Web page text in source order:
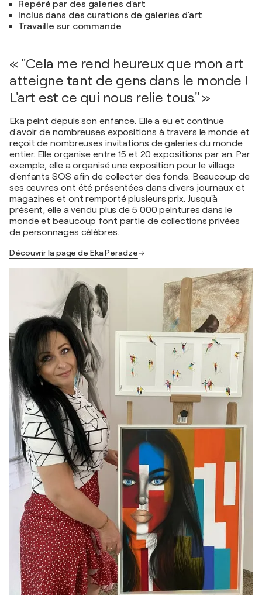
Repéré par des galeries d'art
Inclus dans des curations de galeries d'art
Travaille sur commande
« "Cela me rend heureux que mon art
atteigne tant de gens dans le monde !
L'art est ce qui nous relie tous." »
Eka peint depuis son enfance. Elle a eu et continue
d'avoir de nombreuses expositions à travers le monde et
reçoit de nombreuses invitations de galeries du monde
entier. Elle organise entre 15 et 20 expositions par an. Par
exemple, elle a organisé une exposition pour le village
d'enfants SOS afin de collecter des fonds. Beaucoup de
ses œuvres ont été présentées dans divers journaux et
magazines et ont remporté plusieurs prix. Jusqu'à
présent, elle a vendu plus de 5 000 peintures dans le
monde et beaucoup font partie de collections privées
de personnages célèbres.
Découvrir la page de Eka Peradze